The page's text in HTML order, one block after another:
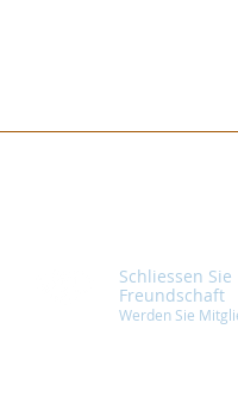
Schliessen Sie
Freundschaft
Werden Sie